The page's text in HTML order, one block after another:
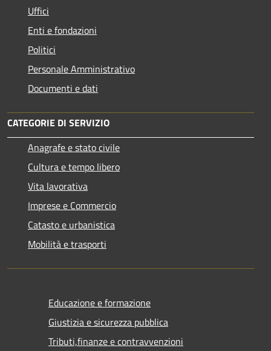
Uffici
Enti e fondazioni
Politici
Personale Amministrativo
Documenti e dati
CATEGORIE DI SERVIZIO
Anagrafe e stato civile
Cultura e tempo libero
Vita lavorativa
Imprese e Commercio
Catasto e urbanistica
Mobilità e trasporti
Educazione e formazione
Giustizia e sicurezza pubblica
Tributi,finanze e contravvenzioni